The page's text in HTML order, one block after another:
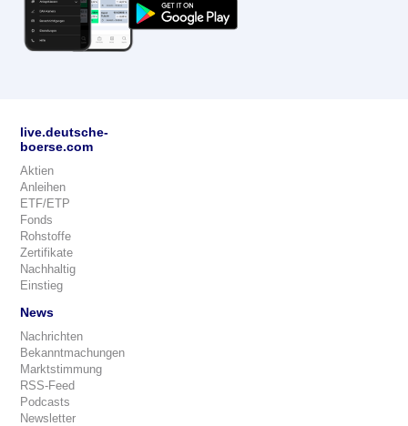
live.deutsche-
boerse.com
Aktien
Anleihen
ETF/ETP
Fonds
Rohstoffe
Zertifikate
Nachhaltig
Einstieg
News
Nachrichten
Bekanntmachungen
Marktstimmung
RSS-Feed
Podcasts
Newsletter